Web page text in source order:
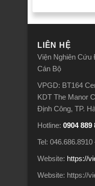
LIÊN HỆ
Viện Nghiên
Cán Bộ
VPGD: BT164
KDT The Manor
Định Công, TP.
Hotline: 0904 889
Tel:
Website: https://
Website: https://